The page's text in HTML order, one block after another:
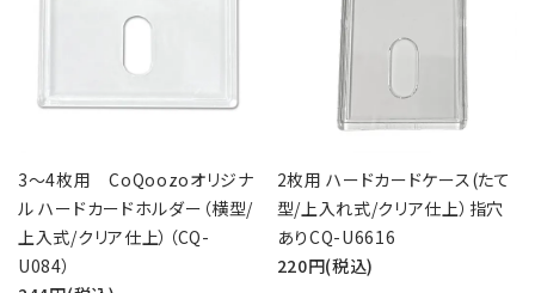
3～4枚用 CoQoozoオリジナ
ル ハードカードホルダー（横型/
上入式/クリア仕上）（CQ-
U084）
2枚用 ハードカードケース(たて
型/上入れ式/クリア仕上）指穴
ありCQ-U6616
220円(税込)